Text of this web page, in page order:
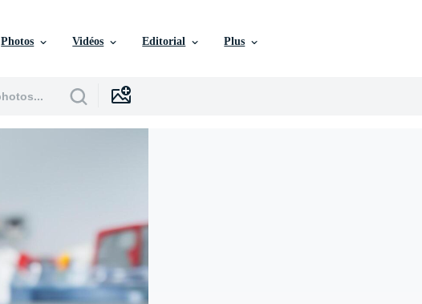
Photos Vidéos Editorial Plus